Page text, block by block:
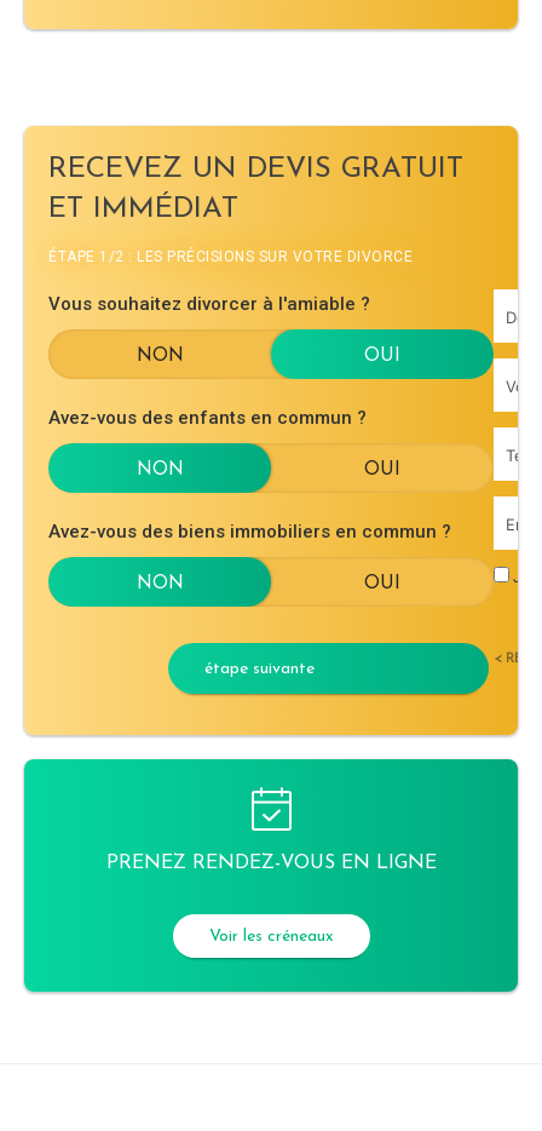
RECEVEZ UN DEVIS GRATUIT
ET IMMÉDIAT
ÉTAPE 1/2 : LES PRÉCISIONS SUR VOTRE DIVORCE
Vous souhaitez divorcer à l'amiable ?
Avez-vous des enfants en commun ?
Avez-vous des biens immobiliers en commun ?
étape suivante <
PRENEZ RENDEZ-VOUS EN LIGNE
Voir les créneaux